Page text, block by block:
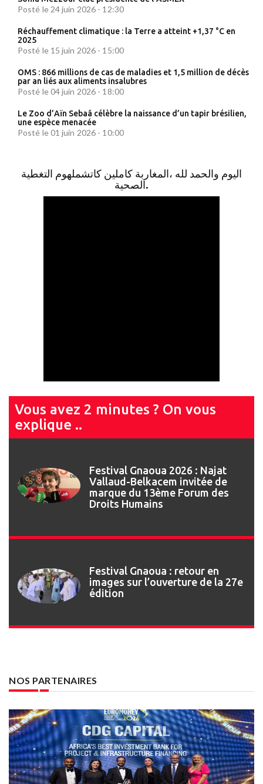
Posté le 24 juin 2026 - 12:30
Réchauffement climatique : la Terre a atteint +1,37 °C en
2025
Posté le 15 juin 2026 - 15:00
OMS : 866 millions de cas de maladies et 1,5 million de décès
par an liés aux aliments insalubres
Posté le 04 juin 2026 - 18:00
Le Zoo d’Aïn Sebaâ célèbre la naissance d’un tapir brésilien,
une espèce menacée
Posté le 01 juin 2026 - 10:00
اليوم والحمد لله ،المغاربة كاملين كاتشملهوم التغطية
الصحية.
Vous avez 2 minutes ? On vous
explique ..
Festival Gnaoua 2026 : Najat
Vallaud-Belkacem invitée de
marque du 13ème Forum des
Droits Humains
Festival Gnaoua : retour en
images sur l’ouverture de la 27e
édition
NOS PARTENAIRES